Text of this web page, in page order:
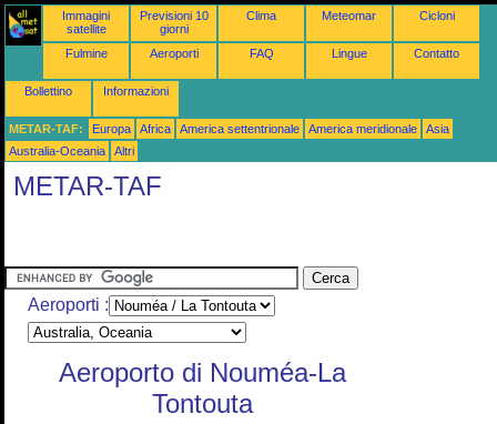
Immagini
satellite
Previsioni 10
giorni
Clima Meteomar Cicloni
Fulmine Aeroporti FAQ Lingue Contatto
Bollettino Informazioni
METAR-TAF: Europa Africa America settentrionale America meridionale
Asia
Australia-Oceania
Altri
METAR-TAF
Aeroporti :
Aeroporto di Nouméa-La
Tontouta